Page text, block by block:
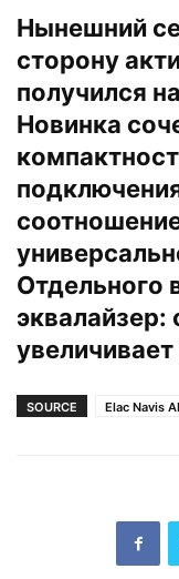
Нынешний
сторону
получился
Новинка
Отдельного
эквалайзер:
SOURCE Elac Navis